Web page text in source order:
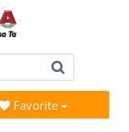
Favorite